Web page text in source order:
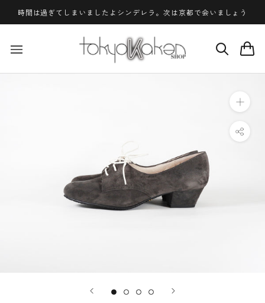
時間は過ぎてしまいましたよシンデレラ。次は京都で会いましょう